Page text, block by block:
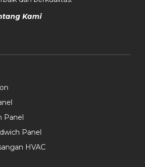
Kami
Panel
Panel
HVAC